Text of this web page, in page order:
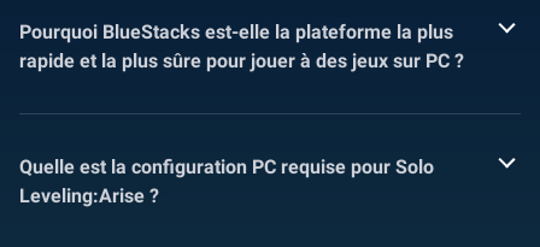
Pourquoi BlueStacks est-elle la plateforme la plus
rapide et la plus sûre pour jouer à des jeux sur PC ?
Quelle est la configuration PC requise pour Solo
Leveling:Arise ?